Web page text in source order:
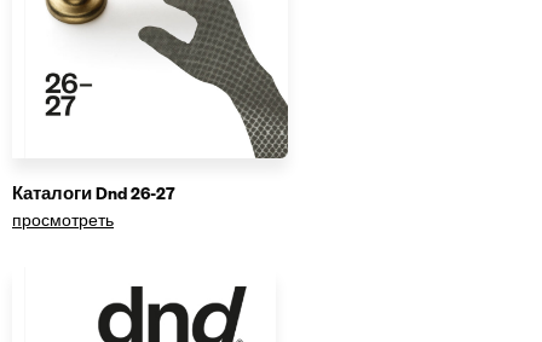
Каталоги Dnd 26-27
просмотреть